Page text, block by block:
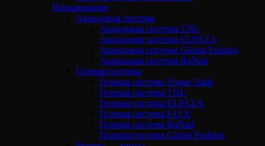
Наращивание
Акриловая система
Акриловая система TNL
Акриловая система ELPAZA
Акриловая система Global Fashion
Акриловая система RuNail
Гелевая система
Гелевая система Vogue Nails
Гелевая система TNL
Гелевая система ELPAZA
Гелевая система F.O.X
Гелевая система RuNail
Гелевая система Global Fashion